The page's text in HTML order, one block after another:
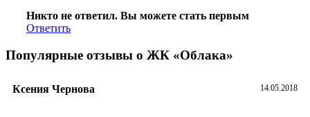
Никто не ответил. Вы можете стать первым
Ответить
Популярные отзывы о ЖК «Облака»
14.05.2018
Ксения Чернова